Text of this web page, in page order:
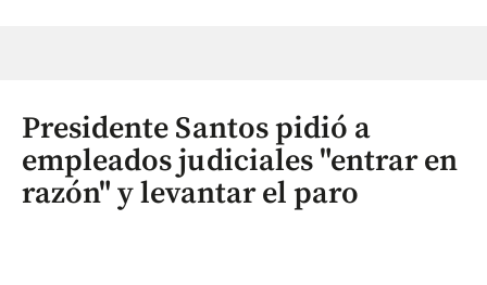
Presidente Santos pidió a
empleados judiciales "entrar en
razón" y levantar el paro